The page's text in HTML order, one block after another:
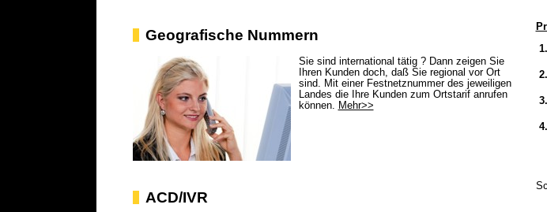
Geografische Nummern
Sie sind international tätig ? Dann zeigen Sie
Ihren Kunden doch, daß Sie regional vor Ort
sind. Mit einer Festnetznummer des jeweiligen
Landes die Ihre Kunden zum Ortstarif anrufen
können. Mehr>>
ACD/IVR
1.
2.
3.
4.